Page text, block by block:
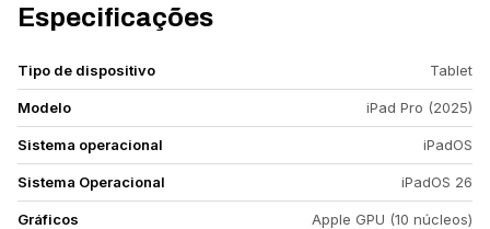
Especificações
Tipo de dispositivo Tablet
Modelo iPad Pro (2025)
Sistema operacional iPadOS
Sistema Operacional iPadOS 26
Gráficos Apple GPU (10 núcleos)